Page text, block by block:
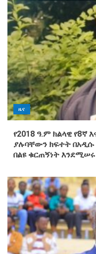
ዜና
የ2018 ዓ.ም ክልላዊ የ8ኛ
ያሉባቸውን ክፍተት በአዲሱ
በልዩ ቁርጠኝነት